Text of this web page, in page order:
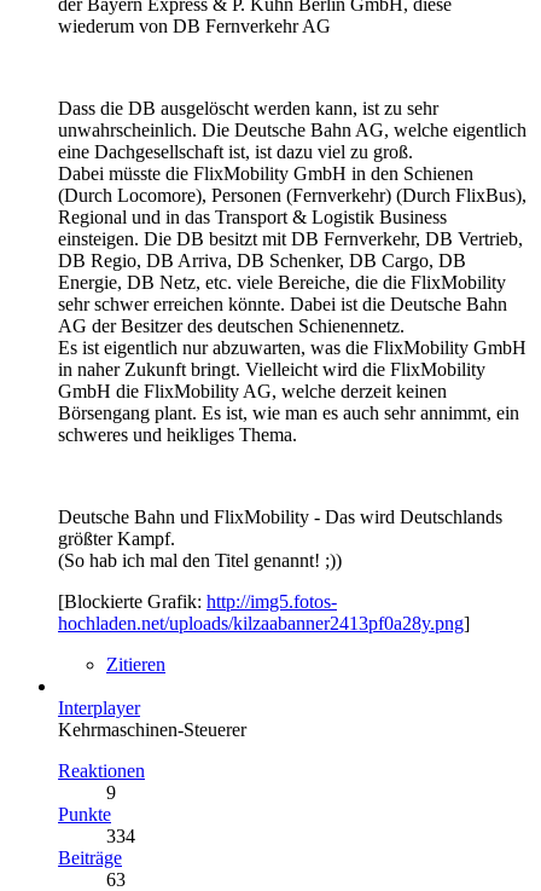
wiederum von DB Fernverkehr AG
Dass die DB ausgelöscht werden kann, ist zu sehr
unwahrscheinlich. Die Deutsche Bahn AG, welche eigentlich
eine Dachgesellschaft ist, ist dazu viel zu groß.
Dabei müsste die FlixMobility GmbH in den Schienen
(Durch Locomore), Personen (Fernverkehr) (Durch FlixBus),
Regional und in das Transport & Logistik Business
einsteigen. Die DB besitzt mit DB Fernverkehr, DB Vertrieb,
DB Regio, DB Arriva, DB Schenker, DB Cargo, DB
Energie, DB Netz, etc. viele Bereiche, die die FlixMobility
sehr schwer erreichen könnte. Dabei ist die Deutsche Bahn
AG der Besitzer des deutschen Schienennetz.
Es ist eigentlich nur abzuwarten, was die FlixMobility GmbH
in naher Zukunft bringt. Vielleicht wird die FlixMobility
GmbH die FlixMobility AG, welche derzeit keinen
Börsengang plant. Es ist, wie man es auch sehr annimmt, ein
schweres und heikliges Thema.
Deutsche Bahn und FlixMobility - Das wird Deutschlands
größter Kampf.
(So hab ich mal den Titel genannt! ;))
[Blockierte Grafik: http://img5.fotos-
hochladen.net/uploads/kilzaabanner2413pf0a28y.png]
Zitieren
Interplayer
Kehrmaschinen-Steuerer
Reaktionen
9
Punkte
334
Beiträge
63